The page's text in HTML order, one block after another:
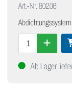
Art.-Nr.80206
Ab Lager